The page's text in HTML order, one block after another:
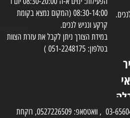
08:30-14:00 (המקום נמצא בקומת
קרקע ונגיש לנכים.
במידת הצורך ניתן לקבל את עזרת הצוות
בטלפון: 051-2248175 )
לייעוץ עם רוקח נא לחייג למס' 03-6560428 , וואטסאפ: 0527226509, רוקחת